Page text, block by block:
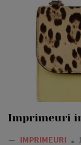
Imprimeuri
— IMPRIMEURI